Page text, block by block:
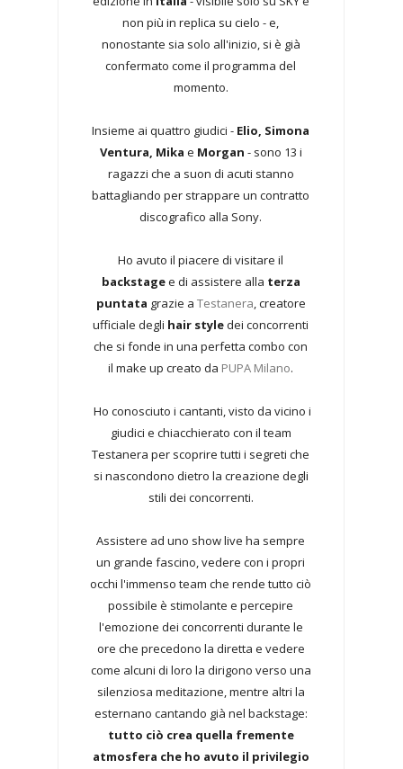
non più in replica su cielo - e,
nonostante sia solo all'inizio, si è già
confermato come il programma del
momento.
Insieme ai quattro giudici - Elio, Simona
Ventura, Mika e Morgan - sono 13 i
ragazzi che a suon di acuti stanno
battagliando per strappare un contratto
discografico alla Sony.
Ho avuto il piacere di visitare il
backstagee di assistere alla terza
puntata grazie a Testanera, creatore
ufficiale degli hair styledei concorrenti
che si fonde in una perfetta combo con
il make up creato da PUPA Milano.
Ho conosciuto i cantanti, visto da vicino i
giudici e chiacchierato con il team
Testanera per scoprire tutti i segreti che
si nascondono dietro la creazione degli
stili dei concorrenti.
Assistere ad uno show live ha sempre
un grande fascino, vedere con i propri
occhi l'immenso team che rende tutto ciò
possibile è stimolante e percepire
l'emozione dei concorrenti durante le
ore che precedono la diretta e vedere
come alcuni di loro la dirigono verso una
silenziosa meditazione, mentre altri la
esternano cantando già nel backstage:
tutto ciò crea quella fremente
atmosfera che ho avuto il privilegio